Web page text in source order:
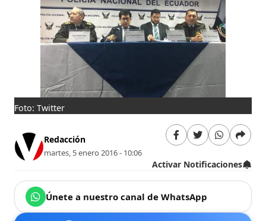
Foto: Twitter
Redacción
martes, 5 enero 2016 - 10:06
Activar Notificaciones
Únete a nuestro canal de WhatsApp